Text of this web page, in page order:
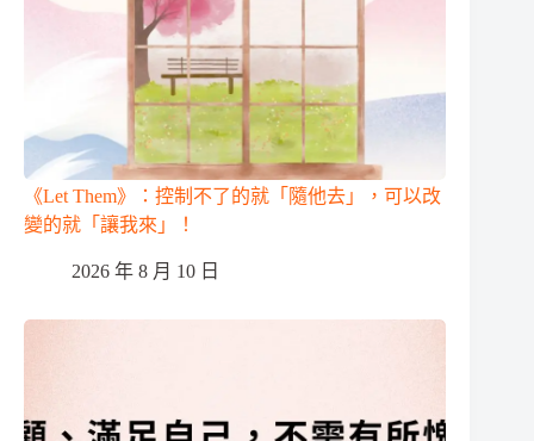
《Let Them》：控制不了的就「隨他去」，可以改
變的就「讓我來」！
2026 年 8 月 10 日